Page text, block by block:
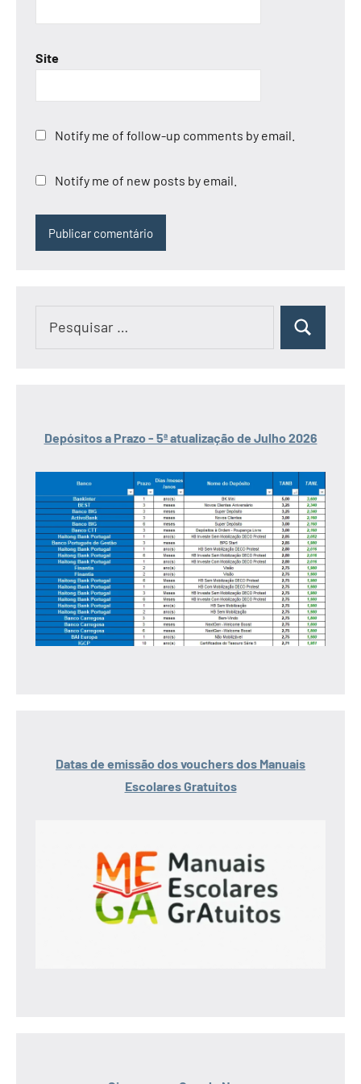
Site
Notify me of follow-up comments by email.
Notify me of new posts by email.
Pesquisar
Depósitos a Prazo - 5ª atualização de Julho 2026
Datas de emissão dos vouchers dos Manuais
Escolares Gratuitos